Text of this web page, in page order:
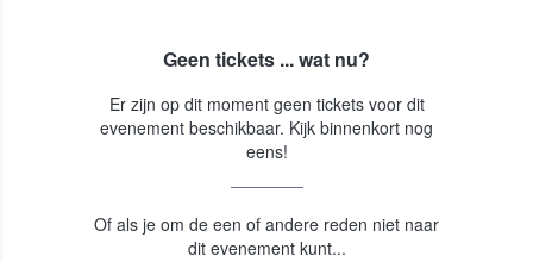
Geen tickets ... wat nu?
Er zijn op dit moment geen tickets voor dit
evenement beschikbaar. Kijk binnenkort nog
eens!
Of als je om de een of andere reden niet naar
dit evenement kunt...